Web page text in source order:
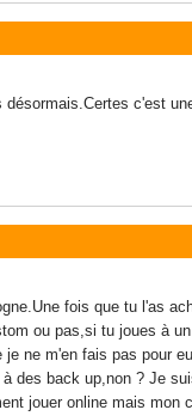
c'est
fois que tu l'as
ou pas,si tu joues à
ne m'en fais pas pour
des back up,non ? Je
jouer online mais mon